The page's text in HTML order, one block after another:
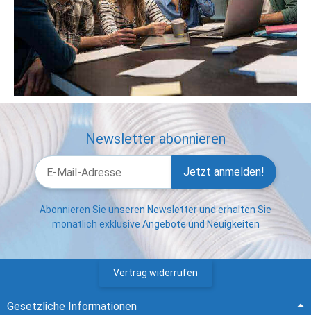
Newsletter abonnieren
Jetzt anmelden!
Abonnieren Sie unseren Newsletter und erhalten Sie
monatlich exklusive Angebote und Neuigkeiten
Vertrag widerrufen
Gesetzliche Informationen